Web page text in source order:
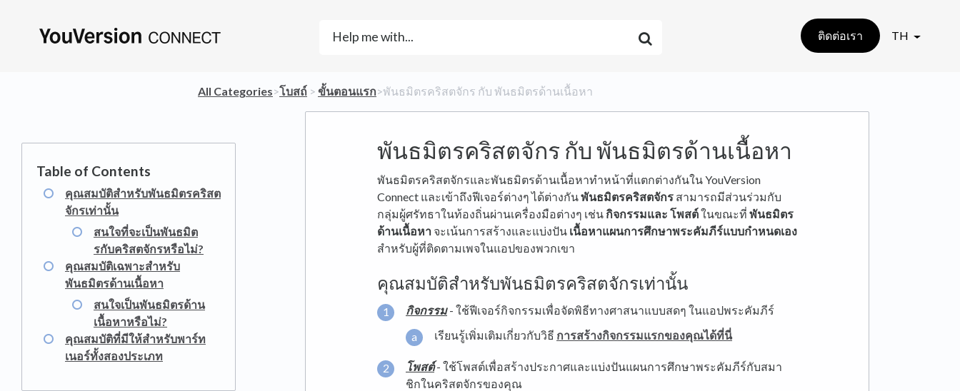
ติดต่อเรา TH
All Categories​>​​โบสถ์ ​ > ​ ​ขั้นตอนแรก​>​ พันธมิตรคริสตจักร กับ พันธมิตรด้านเนื้อหา
พันธมิตรคริสตจักร กับ พันธมิตรด้านเนื้อหา
คุณสมบัติสำหรับพันธมิตรคริสต
จักรเท่านั้น
สนใจที่จะเป็นพันธมิต
รกับคริสตจักรหรือไม่?
คุณสมบัติเฉพาะสำหรับ
พันธมิตรด้านเนื้อหา
สนใจเป็นพันธมิตรด้าน
เนื้อหาหรือไม่?
คุณสมบัติที่มีให้สำหรับพาร์ท
เนอร์ทั้งสองประเภท
พันธมิตรคริสตจักรและพันธมิตรด้านเนื้อหาทำหน้าที่แตกต่างกันใน YouVersion
Connect และเข้าถึงฟีเจอร์ต่างๆ ได้ต่างกันพันธมิตรคริสตจักร สามารถมีส่วนร่วมกับ
กลุ่มผู้ศรัทธาในท้องถิ่นผ่านเครื่องมือต่างๆ เช่น กิจกรรมและ โพสต์ในขณะที่ พันธมิตร
ด้านเนื้อหา จะเน้นการสร้างและแบ่งปัน เนื้อหาแผนการศึกษาพระคัมภีร์แบบกำหนดเอง
สำหรับผู้ที่ติดตามเพจในแอปของพวกเขา
คุณสมบัติสำหรับพันธมิตรคริสตจักรเท่านั้น
กิจกรรม- ใช้ฟีเจอร์กิจกรรมเพื่อจัดพิธีทางศาสนาแบบสดๆ ในแอปพระคัมภีร์
เรียนรู้เพิ่มเติมเกี่ยวกับวิธี การสร้างกิจกรรมแรกของคุณได้ที่นี่
โพสต์- ใช้โพสต์เพื่อสร้างประกาศและแบ่งปันแผนการศึกษาพระคัมภีร์กับสมา
ชิกในคริสตจักรของคุณ